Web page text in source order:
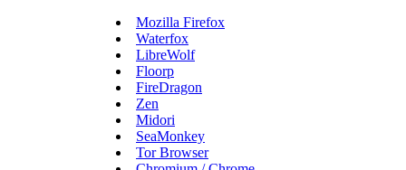
Mozilla Firefox
Waterfox
LibreWolf
Floorp
FireDragon
Zen
Midori
SeaMonkey
Tor Browser